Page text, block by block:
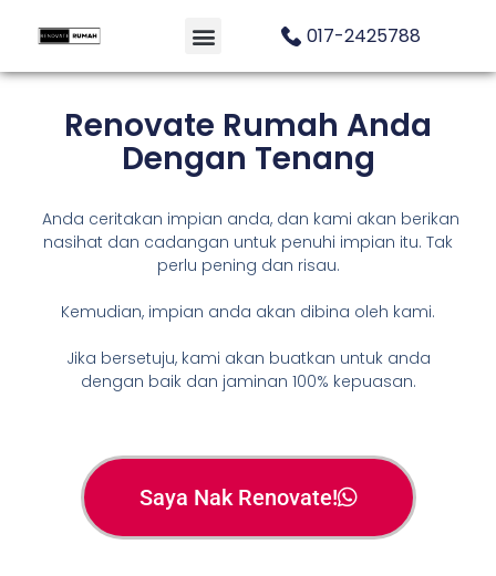
017-2425788
Renovate Rumah Anda
Dengan Tenang
Anda ceritakan impian anda, dan kami akan berikan
nasihat dan cadangan untuk penuhi impian itu. Tak
perlu pening dan risau.
Kemudian, impian anda akan dibina oleh kami.
Jika bersetuju, kami akan buatkan untuk anda
dengan baik dan jaminan 100% kepuasan.
Saya Nak Renovate!